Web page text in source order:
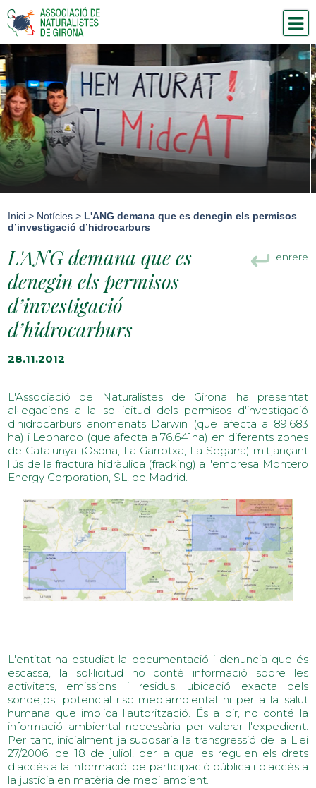
Inici > Notícies > L'ANG demana que es denegin els permisos
d’investigació d’hidrocarburs
enrere
L'ANG demana que es
denegin els permisos
d’investigació
d’hidrocarburs
28.11.2012
L'Associació de Naturalistes de Girona ha presentat
al·legacions a la sol·licitud dels permisos d'investigació
d'hidrocarburs anomenats Darwin (que afecta a 89.683
ha) i Leonardo (que afecta a 76.641ha) en diferents zones
de Catalunya (Osona, La Garrotxa, La Segarra) mitjançant
l'ús de la fractura hidràulica (fracking) a l'empresa Montero
Energy Corporation, SL, de Madrid.
L'entitat ha estudiat la documentació i denuncia que és
escassa, la sol·licitud no conté informació sobre les
activitats, emissions i residus, ubicació exacta dels
sondejos, potencial risc mediambiental ni per a la salut
humana que implica l'autorització. És a dir, no conté la
informació ambiental necessària per valorar l'expedient.
Per tant, inicialment ja suposaria la transgressió de la Llei
27/2006, de 18 de juliol, per la qual es regulen els drets
d'accés a la informació, de participació pública i d'accés a
la justícia en matèria de medi ambient.